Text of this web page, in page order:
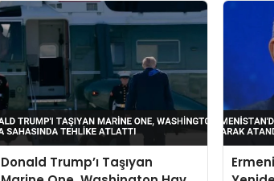
Donald Trump’ı Taşıyan